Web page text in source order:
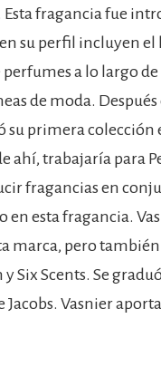
Esta fragancia fue
su perfil incluyen
a lo largo
de moda. Después
su primera
ahí, trabajaría para
fragancias en
en esta fragancia.
marca, pero
Six Scents. Se
Vasnier